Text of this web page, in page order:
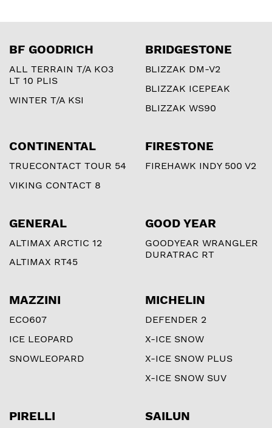
BF GOODRICH
ALL TERRAIN T/A KO3
LT 10 PLIS
WINTER T/A KSI
BRIDGESTONE
BLIZZAK DM-V2
BLIZZAK ICEPEAK
BLIZZAK WS90
CONTINENTAL
TRUECONTACT TOUR 54
VIKING CONTACT 8
FIRESTONE
FIREHAWK INDY 500 V2
GENERAL
ALTIMAX ARCTIC 12
ALTIMAX RT45
GOOD YEAR
GOODYEAR WRANGLER
DURATRAC RT
MAZZINI
ECO607
ICE LEOPARD
SNOWLEOPARD
MICHELIN
DEFENDER 2
X-ICE SNOW
X-ICE SNOW PLUS
X-ICE SNOW SUV
PIRELLI SAILUN